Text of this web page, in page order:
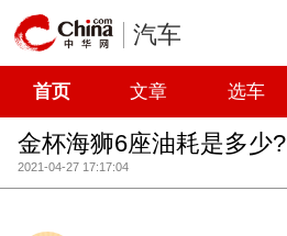
汽车
首页 文章 选车
金杯海狮6座油耗是多少?
2021-04-27 17:17:04